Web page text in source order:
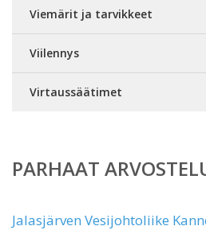
Viemärit ja tarvikkeet
Viilennys
Virtaussäätimet
PARHAAT
Jalasjärven Vesijohtoliike